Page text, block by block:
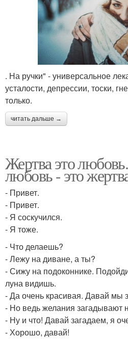
. На ручки" - универсальное
усталости, депрессии, тоски,
только.
читать дальше →
Жертва это
любовь - это
- Привет.
- Привет.
- Я соскучился.
- Я тоже.
- Что делаешь?
- Лежу на диване, а ты?
- Сижу на подоконнике.
луна видишь.
- Да очень красивая. Давай мы
- Но ведь желания загадывают
- Ну и что! Давай загадаем, я
- Хорошо, давай!